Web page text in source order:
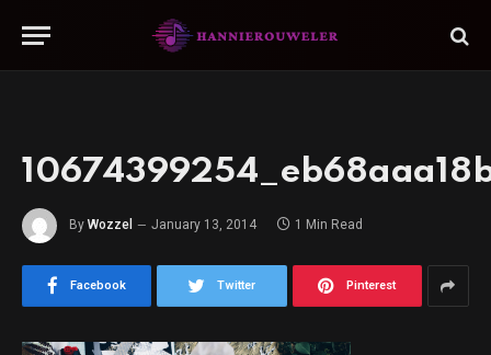
By Wozzel January 13, 2014 1 Min Read
Facebook Twitter Pinterest